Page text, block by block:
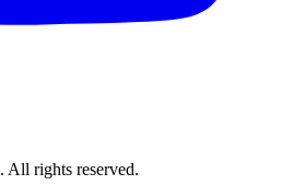
rights reserved.